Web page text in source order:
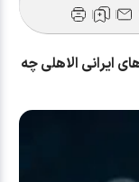
الاهلی چه